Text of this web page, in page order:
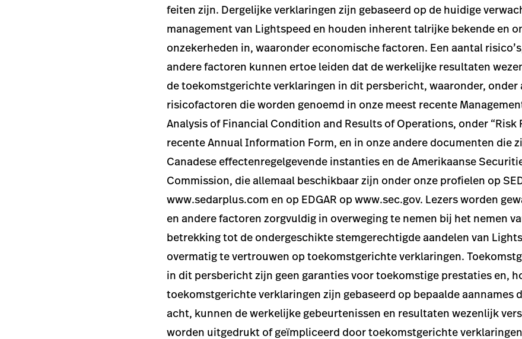
feiten zijn. Dergelijke verklaringen zijn gebaseerd op de huidige
management van Lightspeed en houden inherent talrijke bekende en
onzekerheden in, waaronder economische factoren. Een aantal
andere factoren kunnen ertoe leiden dat de werkelijke resultaten
de toekomstgerichte verklaringen in dit persbericht, waaronder, onder
risicofactoren die worden genoemd in onze meest recente
Analysis of Financial Condition and Results of Operations, onder “Risk
recente Annual Information Form, en in onze andere documenten die
Canadese effectenregelgevende instanties en de Amerikaanse
Commission, die allemaal beschikbaar zijn onder onze profielen op
www.sedarplus.com en op EDGAR op www.sec.gov. Lezers worden
en andere factoren zorgvuldig in overweging te nemen bij het nemen
betrekking tot de ondergeschikte stemgerechtigde aandelen van
overmatig te vertrouwen op toekomstgerichte verklaringen.
in dit persbericht zijn geen garanties voor toekomstige prestaties en,
toekomstgerichte verklaringen zijn gebaseerd op bepaalde aannames
acht, kunnen de werkelijke gebeurtenissen en resultaten wezenlijk
worden uitgedrukt of geïmpliceerd door toekomstgerichte